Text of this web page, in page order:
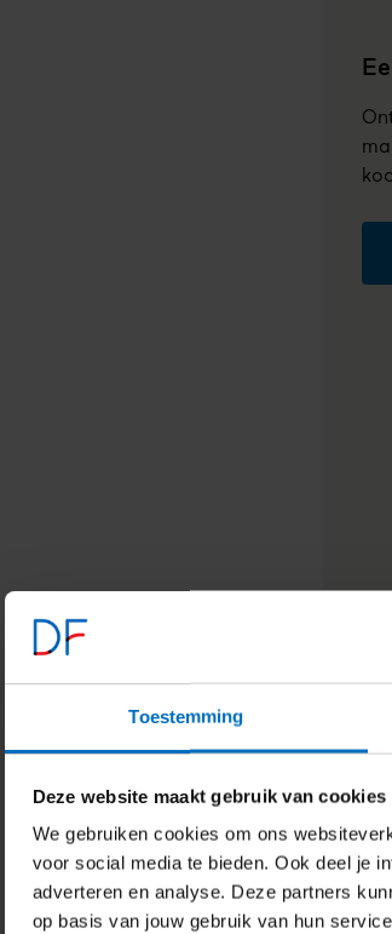
Toestemming
Deze website maakt gebruik van cookies
We gebruiken cookies om ons
voor social media te bieden. Ook deel je
adverteren en analyse. Deze partners
op basis van jouw gebruik van hun